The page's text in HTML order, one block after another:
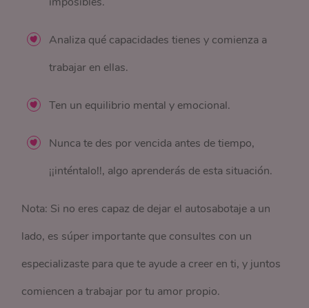
Analiza qué capacidades tienes y comienza a
trabajar en ellas.
Ten un equilibrio mental y emocional.
Nunca te des por vencida antes de tiempo,
¡¡inténtalo!!, algo aprenderás de esta situación.
Nota: Si no eres capaz de dejar el autosabotaje a un
lado, es súper importante que consultes con un
especializaste para que te ayude a creer en ti, y juntos
comiencen a trabajar por tu amor propio.